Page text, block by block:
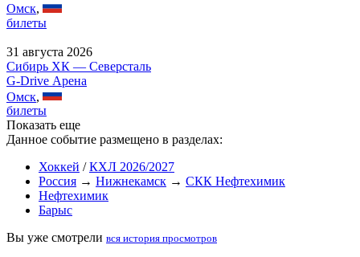
Омск,
билеты
31 августа 2026
Сибирь ХК — Северсталь
G-Drive Арена
Омск,
билеты
Показать еще
Данное событие размещено в разделах:
Хоккей /КХЛ 2026/2027
Россия → Нижнекамск → СКК Нефтехимик
Нефтехимик
Барыс
Вы уже смотрели вся история просмотров